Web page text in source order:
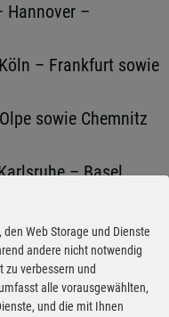
Hannover –
– Frankfurt sowie
sowie Chemnitz
– Basel
– Pilsen
– Kassel
– Salzburg
Web Storage und Dienste
andere nicht notwendig
zu verbessern und
alle vorausgewählten,
und die mit Ihnen